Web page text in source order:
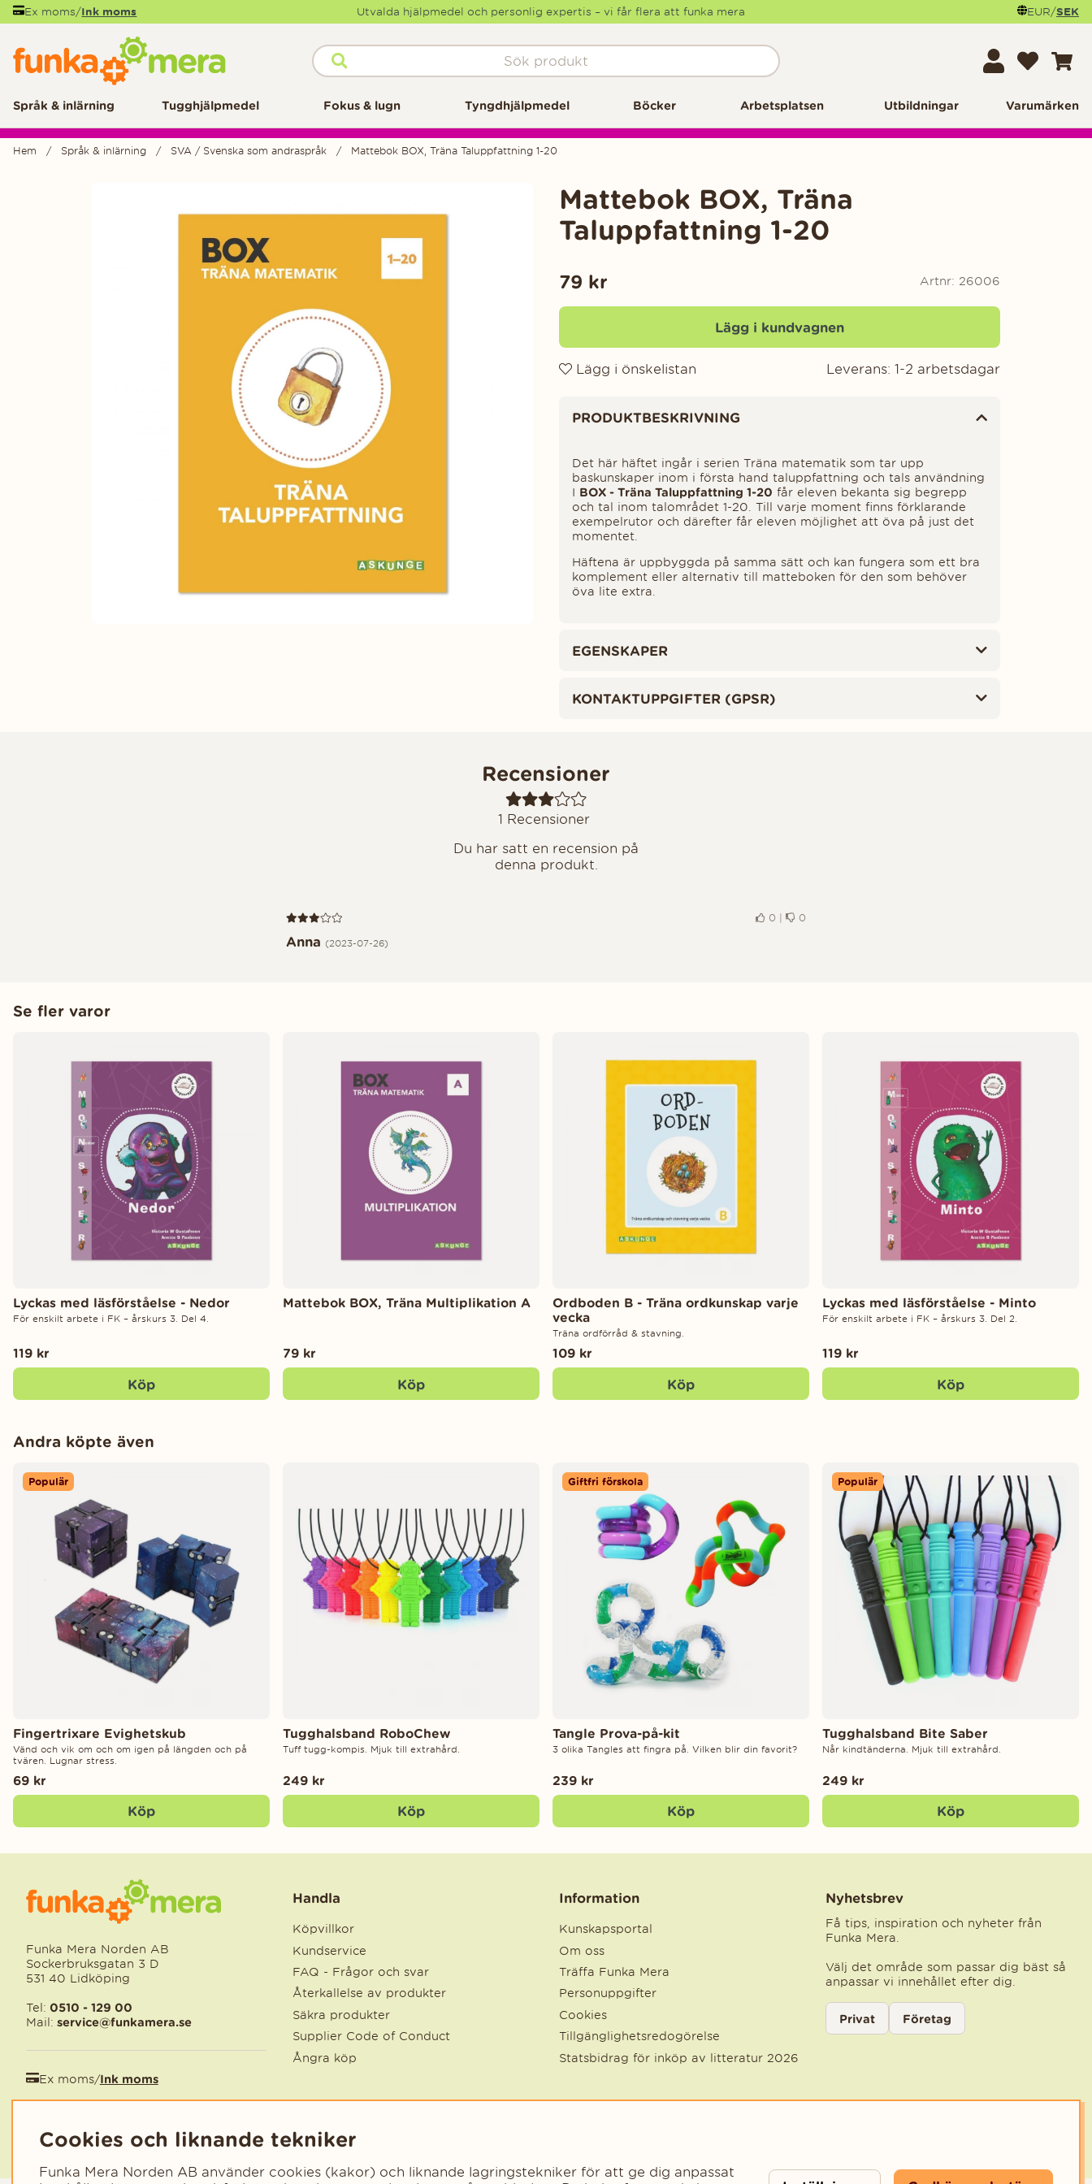
Ex moms/Ink moms Utvalda hjälpmedel och personlig expertis – vi får flera att funka mera EUR/SEK
Språk & inlärning Tugghjälpmedel Fokus & lugn Tyngdhjälpmedel Böcker Arbetsplatsen Utbildningar Varumärken
Hem Språk & inlärning SVA / Svenska som andraspråk Mattebok BOX, Träna Taluppfattning 1-20
Mattebok BOX, Träna
Taluppfattning 1-20
79 kr Artnr: 26006
Lägg i kundvagnen
Lägg i önskelistan Leverans: 1-2 arbetsdagar
PRODUKTBESKRIVNING
Det här häftet ingår i serien Träna matematik som tar upp
baskunskaper inom i första hand taluppfattning och tals användning
I BOX - Träna Taluppfattning 1-20 får eleven bekanta sig begrepp
och tal inom talområdet 1-20. Till varje moment finns förklarande
exempelrutor och därefter får eleven möjlighet att öva på just det
momentet.
Häftena är uppbyggda på samma sätt och kan fungera som ett bra
komplement eller alternativ till matteboken för den som behöver
öva lite extra.
EGENSKAPER
KONTAKTUPPGIFTER (GPSR)
Recensioner
1 Recensioner
Du har satt en recension på
denna produkt.
Recension 3 av 5 0 0
Anna (2023-07-26)
Se fler varor
Lyckas med läsförståelse - Nedor
För enskilt arbete i FK – årskurs 3. Del 4.
119 kr
Köp
Mattebok BOX, Träna Multiplikation A
79 kr
Köp
Ordboden B - Träna ordkunskap varje
vecka
Träna ordförråd & stavning.
109 kr
Köp
Lyckas med läsförståelse - Minto
För enskilt arbete i FK – årskurs 3. Del 2.
119 kr
Köp
Andra köpte även
Populär
Fingertrixare Evighetskub
Vänd och vik om och om igen på längden och på
tvären. Lugnar stress.
69 kr
Köp
Tugghalsband RoboChew
Tuff tugg-kompis. Mjuk till extrahård.
249 kr
Köp
Giftfri förskola
Tangle Prova-på-kit
3 olika Tangles att fingra på. Vilken blir din favorit?
239 kr
Köp
Populär
Tugghalsband Bite Saber
Når kindtänderna. Mjuk till extrahård.
249 kr
Köp
Funka Mera Norden AB
Sockerbruksgatan 3 D
531 40 Lidköping
Tel: 0510 - 129 00
Mail: service@funkamera.se
Ex moms/Ink moms
Handla
Köpvillkor
Kundservice
FAQ - Frågor och svar
Återkallelse av produkter
Säkra produkter
Supplier Code of Conduct
Ångra köp
Information
Kunskapsportal
Om oss
Träffa Funka Mera
Personuppgifter
Cookies
Tillgänglighetsredogörelse
Statsbidrag för inköp av litteratur 2026
Nyhetsbrev
Få tips, inspiration och nyheter från
Funka Mera.
Välj det område som passar dig bäst så
anpassar vi innehållet efter dig.
Välj kategori för nyhetsbrev
Privat Företag
Cookies och liknande tekniker
Funka Mera Norden AB använder cookies (kakor) och liknande lagringstekniker för att ge dig anpassat